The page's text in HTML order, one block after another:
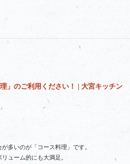
」のご利用ください！ | 大宮キッチン
多いのが「コース料理」です。
ューム的にも大満足。